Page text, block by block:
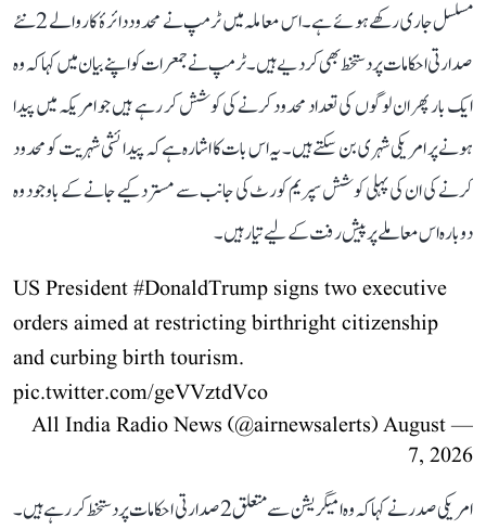
مسلسل جاری رکھے ہوئے ہے۔ اس معاملہ میں ٹرمپ نے محدود دائرۂ کار والے 2 نئے
صدارتی احکامات پر دستخط بھی کر دیے ہیں۔ ٹرمپ نے جمعرات کو اپنے بیان میں کہا کہ وہ
ایک بار پھر ان لوگوں کی تعداد محدود کرنے کی کوشش کر رہے ہیں جو امریکہ میں پیدا
ہونے پر امریکی شہری بن سکتے ہیں۔ یہ اس بات کا اشارہ ہے کہ پیدائشی شہریت کو محدود
کرنے کی ان کی پہلی کوشش سپریم کورٹ کی جانب سے مسترد کیے جانے کے باوجود وہ
دوبارہ اس معاملے پر پیش رفت کے لیے تیار ہیں۔
US President#DonaldTrump signs two executive
orders aimed at restricting birthright citizenship
and curbing birth tourism.
pic.twitter.com/geVVztdVco
— All India Radio News (@airnewsalerts)
August
7, 2026
امریکی صدر نے کہا کہ وہ امیگریشن سے متعلق 2 صدارتی احکامات پر دستخط کر رہے ہیں۔